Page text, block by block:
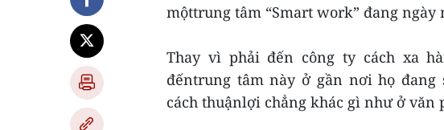
mộttrung tâm “Smart work” đang ngày
Thay vì phải đến công ty cách xa
đếntrung tâm này ở gần nơi họ
cách thuậnlợi chẳng khác gì như ở văn